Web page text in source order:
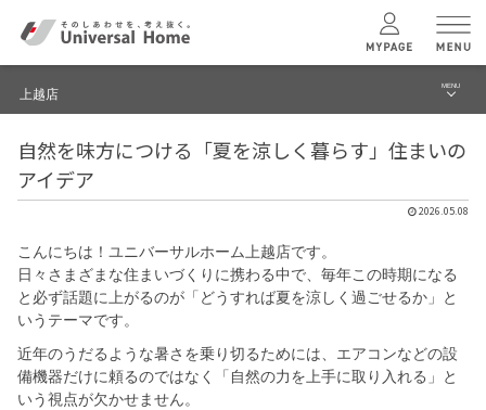
ユニバーサル ホームの特長
テクノロジー
建築実例
上越店 MENU
ブログ
建築実例・事例
イベント
モデルハウス見学予約
自然を味方につける「夏を涼しく暮らす」住まいの
アイデア
2026.05.08
こんにちは！ユニバーサルホーム上越店です。
日々さまざまな住まいづくりに携わる中で、毎年この時期になる
と必ず話題に上がるのが「どうすれば夏を涼しく過ごせるか」と
いうテーマです。
近年のうだるような暑さを乗り切るためには、エアコンなどの設
備機器だけに頼るのではなく「自然の力を上手に取り入れる」と
いう視点が欠かせません。